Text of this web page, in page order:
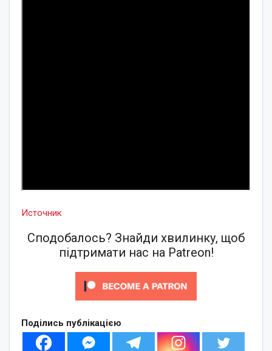
Источник
Сподобалось? Знайди хвилинку, щоб
підтримати нас на Patreon!
Поділись публікацією